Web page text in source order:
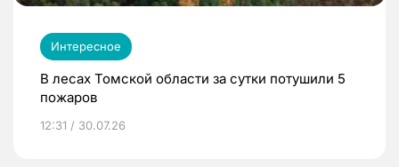
Интересное
В лесах Томской области за сутки потушили 5
пожаров
12:31 / 30.07.26